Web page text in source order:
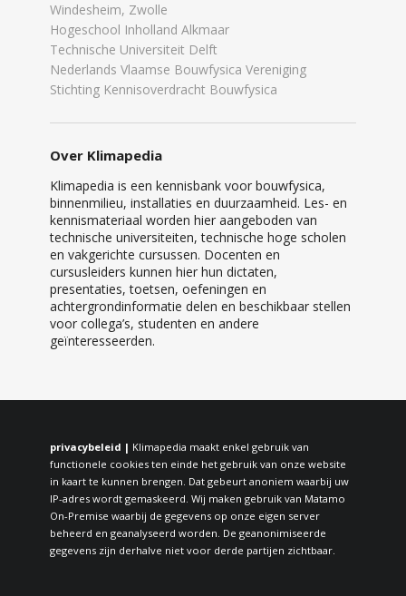
Windesheim, Zwolle
Hogeschool Inholland Alkmaar
Technische Universiteit Delft
Nederlands Vlaamse Bouwfysica Vereniging
Stichting Kennisoverdracht Bouwfysica
Over Klimapedia
Klimapedia is een kennisbank voor bouwfysica,
binnenmilieu, installaties en duurzaamheid. Les- en
kennismateriaal worden hier aangeboden van
technische universiteiten, technische hoge scholen
en vakgerichte cursussen. Docenten en
cursusleiders kunnen hier hun dictaten,
presentaties, toetsen, oefeningen en
achtergrondinformatie delen en beschikbaar stellen
voor collega’s, studenten en andere
geïnteresseerden.
privacybeleid | Klimapedia maakt enkel gebruik van
functionele cookies ten einde het gebruik van onze website
in kaart te kunnen brengen. Dat gebeurt anoniem waarbij uw
IP-adres wordt gemaskeerd. Wij maken gebruik van Matamo
On-Premise waarbij de gegevens op onze eigen server
beheerd en geanalyseerd worden. De geanonimiseerde
gegevens zijn derhalve niet voor derde partijen zichtbaar.